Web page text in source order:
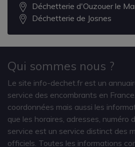
Déchetterie d'Ouzouer le
Déchetterie de Josnes
Qui sommes nous ?
Le site info-dechet.fr est un
service des encombrants en
coordonnées mais aussi les
que les horaires, adresses, numéro
service est un service distinct des
officiels. Toutes les informations